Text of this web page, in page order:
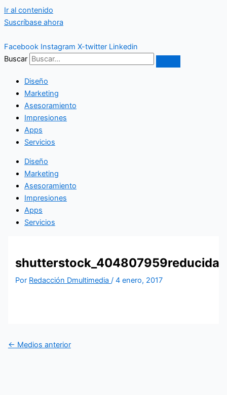
Ir al contenido
Suscríbase ahora
Facebook Instagram X-twitter Linkedin
Buscar
Diseño
Marketing
Asesoramiento
Impresiones
Apps
Servicios
Diseño
Marketing
Asesoramiento
Impresiones
Apps
Servicios
shutterstock_404807959reducida
Por Redacción Dmultimedia/4 enero, 2017
← Medios anterior